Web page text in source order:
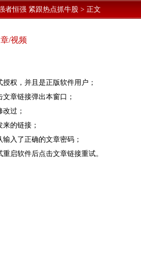
者恒强 紧跟热点抓牛股 > 正文
/视频
权，并且是正版软件用户；
章链接弹出本窗口；
过；
的链接；
入了正确的文章密码；
启软件后点击文章链接重试。